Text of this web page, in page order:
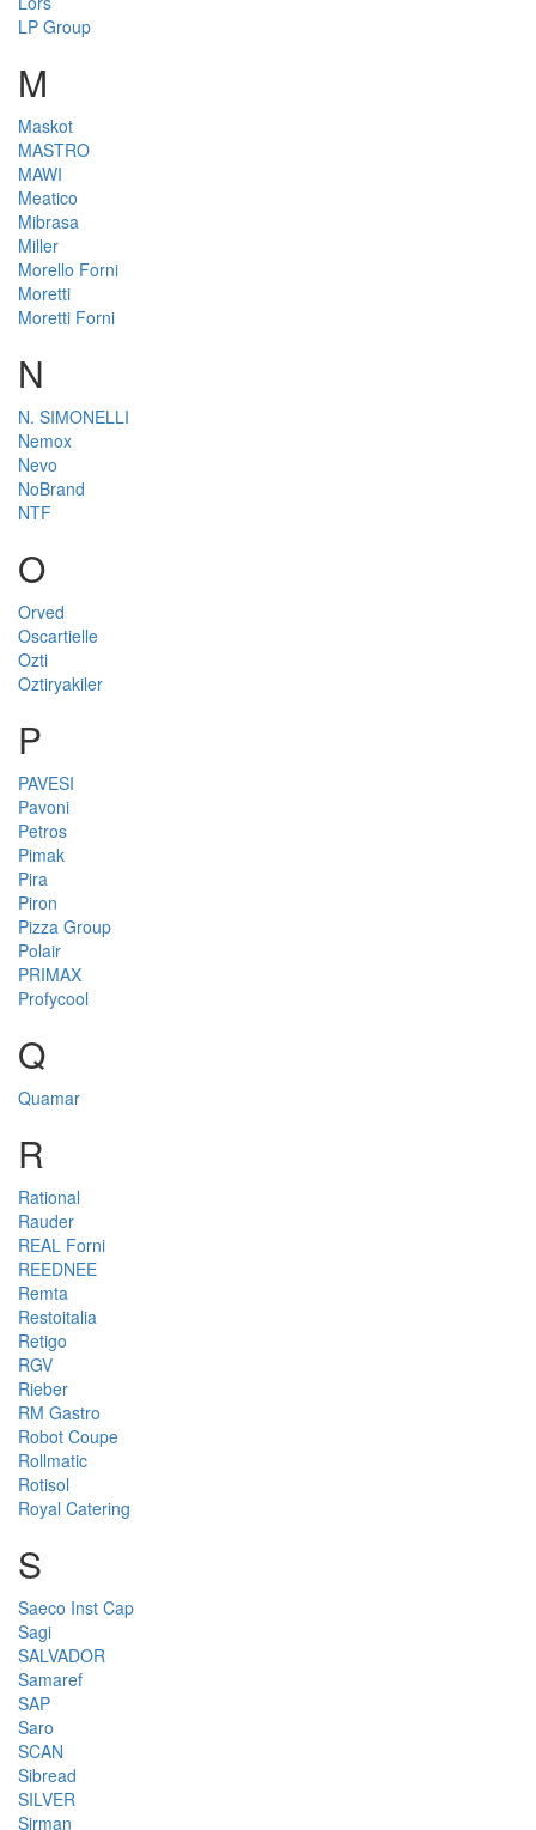
LP Group
M
Maskot
MASTRO
MAWI
Meatico
Mibrasa
Miller
Morello Forni
Moretti
Moretti Forni
N
N. SIMONELLI
Nemox
Nevo
NoBrand
NTF
O
Orved
Oscartielle
Ozti
Oztiryakiler
P
PAVESI
Pavoni
Petros
Pimak
Pira
Piron
Pizza Group
Polair
PRIMAX
Profycool
Q
Quamar
R
Rational
Rauder
REAL Forni
REEDNEE
Remta
Restoitalia
Retigo
RGV
Rieber
RM Gastro
Robot Coupe
Rollmatic
Rotisol
Royal Catering
S
Saeco Inst Cap
Sagi
SALVADOR
Samaref
SAP
Saro
SCAN
Sibread
SILVER
Sirman